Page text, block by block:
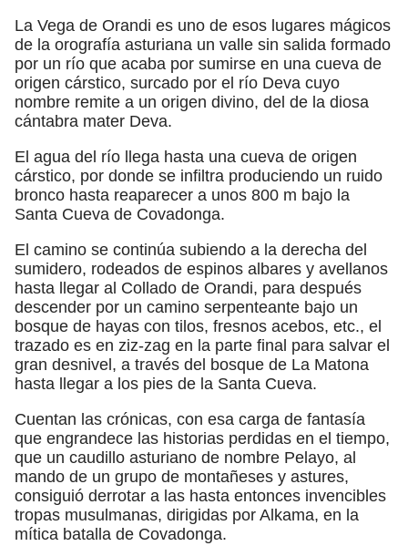
La Vega de Orandi es uno de esos lugares mágicos
de la orografía asturiana un valle sin salida formado
por un río que acaba por sumirse en una cueva de
origen cárstico, surcado por el río Deva cuyo
nombre remite a un origen divino, del de la diosa
cántabra mater Deva.
El agua del río llega hasta una cueva de origen
cárstico, por donde se infiltra produciendo un ruido
bronco hasta reaparecer a unos 800 m bajo la
Santa Cueva de Covadonga.
El camino se continúa subiendo a la derecha del
sumidero, rodeados de espinos albares y avellanos
hasta llegar al Collado de Orandi, para después
descender por un camino serpenteante bajo un
bosque de hayas con tilos, fresnos acebos, etc., el
trazado es en ziz-zag en la parte final para salvar el
gran desnivel, a través del bosque de La Matona
hasta llegar a los pies de la Santa Cueva.
Cuentan las crónicas, con esa carga de fantasía
que engrandece las historias perdidas en el tiempo,
que un caudillo asturiano de nombre Pelayo, al
mando de un grupo de montañeses y astures,
consiguió derrotar a las hasta entonces invencibles
tropas musulmanas, dirigidas por Alkama, en la
mítica batalla de Covadonga.